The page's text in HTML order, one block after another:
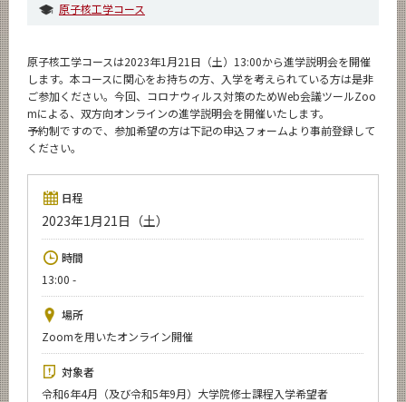
原子核工学コース
原子核工学コースは2023年1月21日（土）13:00から進学説明会を開催
します。本コースに関心をお持ちの方、入学を考えられている方は是非
ご参加ください。今回、コロナウィルス対策のためWeb会議ツールZoo
mによる、双方向オンラインの進学説明会を開催いたします。
予約制ですので、参加希望の方は下記の申込フォームより事前登録して
ください。
日程
2023年1月21日（土）
時間
13:00 -
場所
Zoomを用いたオンライン開催
対象者
令和6年4月（及び令和5年9月）大学院修士課程入学希望者
未来
入学案内
Admissions
融合理工学系 News
News
Event Calendar
今後の課程別イベント
年別アーカイブ